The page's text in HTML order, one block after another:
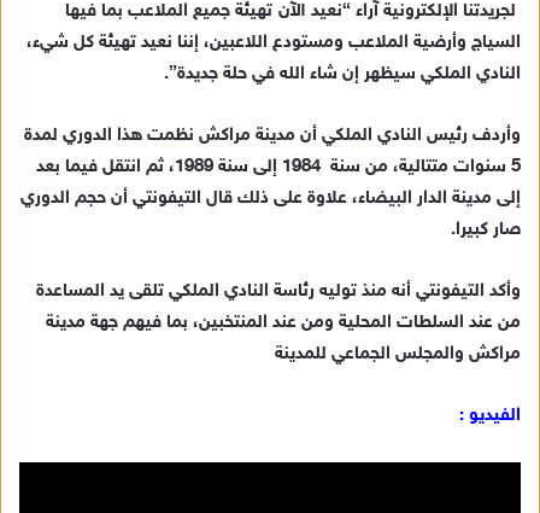
ا
ل
ت
ر
و
ا
لجريدتنا الإلكترونية آراء “نعيد الآن تهيئة جميع الملاعب بما فيها
السياج وأرضية الملاعب ومستودع اللاعبين، إننا نعيد تهيئة كل شيء،
النادي الملكي سيظهر إن شاء الله في حلة جديدة”.
وأردف رئيس النادي الملكي أن مدينة مراكش نظمت هذا الدوري لمدة
5 سنوات متتالية، من
سنة 1984
إلى سنة 1989، ثم انتقل فيما بعد
إلى مدينة الدار البيضاء، علاوة على ذلك قال التيفونتي أن حجم الدوري
صار كبيرا.
وأكد التيفونتي أنه منذ توليه رئاسة النادي الملكي تلقى يد المساعدة
من عند السلطات المحلية ومن عند المنتخبين، بما فيهم جهة مدينة
مراكش والمجلس الجماعي للمدينة
الفيديو :